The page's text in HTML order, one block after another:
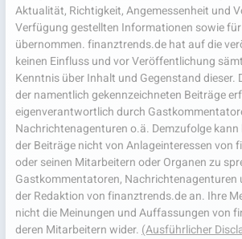
Aktualität, Richtigkeit, Angemessenheit und
Verfügung gestellten Informationen sowie
übernommen. finanztrends.de hat auf die
keinen Einfluss und vor Veröffentlichung
Kenntnis über Inhalt und Gegenstand dieser.
der namentlich gekennzeichneten Beiträge
eigenverantwortlich durch
Nachrichtenagenturen o.ä. Demzufolge
der Beiträge nicht von Anlageinteressen von
oder seinen Mitarbeitern oder Organen zu
Gastkommentatoren, Nachrichtenagenturen
der Redaktion von finanztrends.de an. Ihre
nicht die Meinungen und Auffassungen von
deren Mitarbeitern wider. (Ausführlicher